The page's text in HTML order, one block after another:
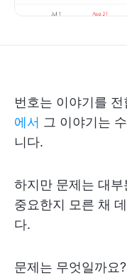
번호는 이야기를
에서 그 이야기는
니다.
하지만 문제는 대
중요한지 모른 채
다.
문제는 무엇일까요